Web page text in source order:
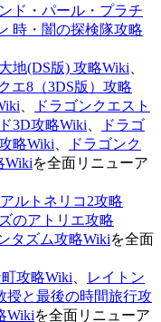
ド・パール・プラチ
時・闇の探検隊攻略
地(DS版) 攻略Wiki
エ8（3DS版）攻略
ドラゴンクエスト
3D攻略Wiki
ドラゴ
略Wiki
ドラゴンク
Wikiを全面リニューア
アルトネリコ2攻略
のアトリエ攻略
タズム攻略Wikiを全面
攻略Wiki
レイトン
授と最後の時間旅行攻
Wikiを全面リニューア